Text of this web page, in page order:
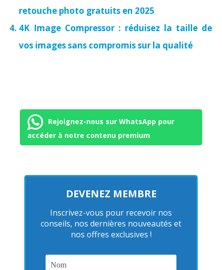
retouche photo gratuits en 2025
4K Image Compressor : réduisez la taille de
vos images sans compromis sur la qualité
Rejoignez-nous sur WhatsApp pour
accéder à notre contenu premium
DEVENEZ MEMBRE
Inscrivez-vous pour recevoir nos
conseils, nos dernières nouveautés et
nos offres exclusives !